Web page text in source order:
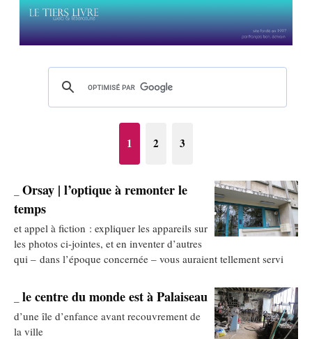
1 2 3
Orsay | l’optique à remonter le
temps
et appel à fiction : expliquer les appareils sur
les photos ci-jointes, et en inventer d’autres
qui – dans l’époque concernée – vous auraient tellement servi
le centre du monde est à Palaiseau
d’une île d’enfance avant recouvrement de
la ville